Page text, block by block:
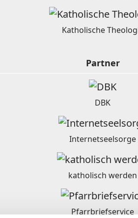
Katholische
Partner
DBK
Internetseelsorge
katholisch werden
Pfarrbriefservice